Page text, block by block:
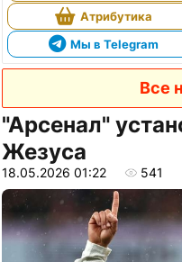
Атрибутика
Мы в Telegram
Все
"Арсенал"
Жезуса
18.05.2026 01:22 541